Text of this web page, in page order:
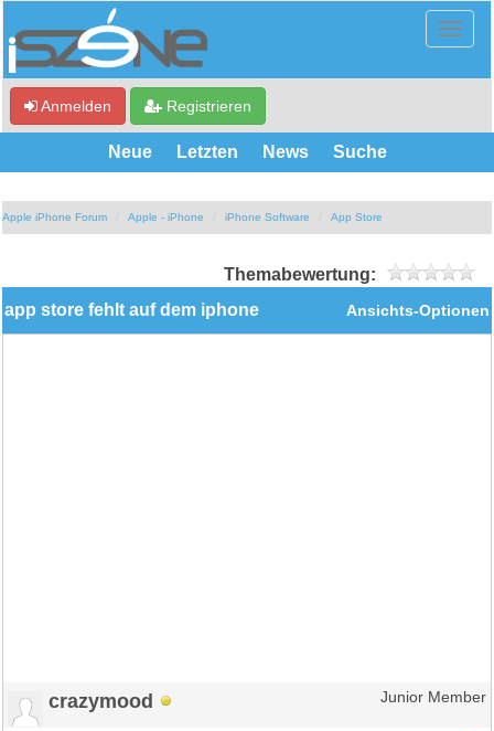
Anmelden Registrieren
Neue Letzten News Suche
Apple iPhone Forum Apple - iPhone iPhone Software App Store
Themabewertung:
Ansichts-Optionen
app store fehlt auf dem iphone
crazymood Junior Member